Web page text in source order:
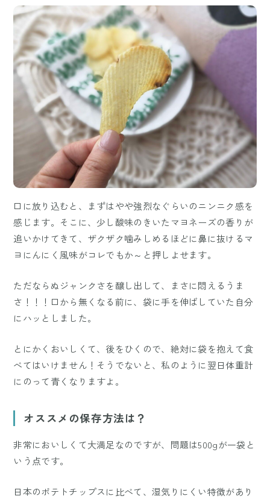
口に放り込むと、まずはやや強烈なぐらいのニンニク感を
感じます。そこに、少し酸味のきいたマヨネーズの香りが
追いかけてきて、ザクザク噛みしめるほどに鼻に抜けるマ
ヨにんにく風味がコレでもか～と押しよせます。
ただならぬジャンクさを醸し出して、まさに悶えるうま
さ！！！口から無くなる前に、袋に手を伸ばしていた自分
にハッとしました。
とにかくおいしくて、後をひくので、絶対に袋を抱えて食
べてはいけません！そうでないと、私のように翌日体重計
にのって青くなりますよ。
オススメの保存方法は？
非常においしくて大満足なのですが、問題は500gが一袋と
いう点です。
日本のポテトチップスに比べて、湿気りにくい特徴があり